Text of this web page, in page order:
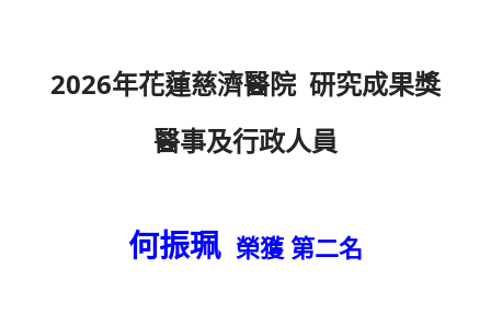
2026年花蓮慈濟醫院 研究成果獎
醫事及行政人員
何振珮 榮獲 第二名